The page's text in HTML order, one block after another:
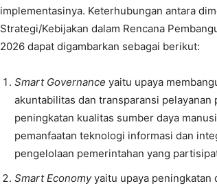
implementasinya. Keterhubungan antara
Strategi/Kebijakan dalam Rencana
2026 dapat digambarkan sebagai berikut:
Smart Governance yaitu upaya
akuntabilitas dan transparansi
peningkatan kualitas sumber daya
pemanfaatan teknologi informasi dan
pengelolaan pemerintahan yang
Smart Economyyaitu upaya peningkatan